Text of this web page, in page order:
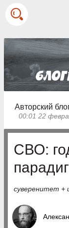
Авторский
00:01 22
СВО:
суверенитет +